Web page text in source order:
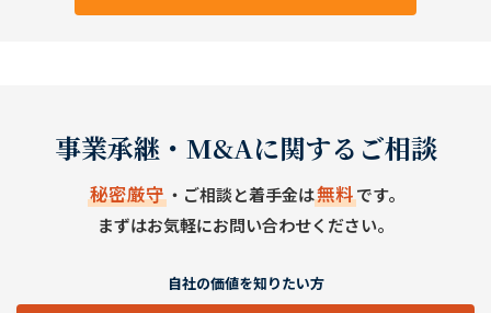
事業承継・M&Aに関するご相談
秘密厳守・ご相談と着手金は無料です。
まずはお気軽にお問い合わせください。
自社の価値を知りたい方